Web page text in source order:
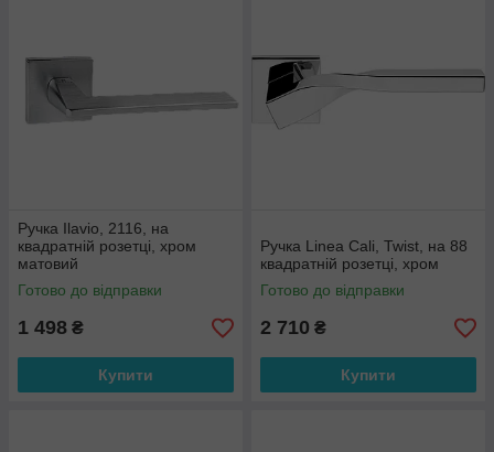
Ручка Ilavio, 2116, на
квадратній розетці, хром
матовий
Готово до відправки
1 498 ₴
Купити
Ручка Linea Cali, Twist, на 88
квадратній розетці, хром
Готово до відправки
2 710 ₴
Купити